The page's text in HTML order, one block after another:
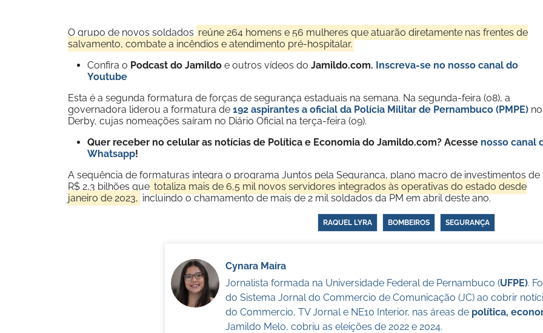
O grupo de novos soldados reúne 264 homens e 56 mulheres que atuarão diretamente nas frentes de
salvamento, combate a incêndios e atendimento pré-hospitalar.
Confira o Podcast do Jamildo e outros vídeos do Jamildo.com. Inscreva-se no nosso canal do
Youtube
Esta é a segunda formatura de forças de segurança estaduais na semana. Na segunda-feira (08), a
governadora liderou a formatura de 192 aspirantes a oficial da Polícia Militar de Pernambuco (PMPE) no
Derby, cujas nomeações saíram no Diário Oficial na terça-feira (09).
Quer receber no celular as notícias de Política e Economia do Jamildo.com? Acesse nosso canal
Whatsapp!
A sequência de formaturas integra o programa Juntos pela Segurança, plano macro de investimentos de
R$ 2,3 bilhões que totaliza mais de 6,5 mil novos servidores integrados às operativas do estado desde
janeiro de 2023, incluindo o chamamento de mais de 2 mil soldados da PM em abril deste ano.
RAQUEL LYRA BOMBEIROS SEGURANÇA
Cynara Maíra
Jornalista formada na Universidade Federal de Pernambuco (UFPE).
do Sistema Jornal do Commercio de Comunicação (JC) ao cobrir
do Commercio, TV Jornal e NE10 Interior, nas áreas de política,
Jamildo Melo, cobriu as eleições de 2022 e 2024.